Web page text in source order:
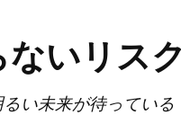
いリス
い未来が待っている